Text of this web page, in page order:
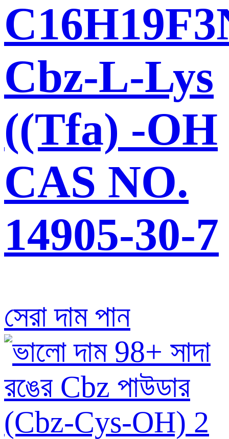
Cbz-L-Lys
((Tfa) -OH
CAS NO.
14905-30-7
সেরা দাম পান